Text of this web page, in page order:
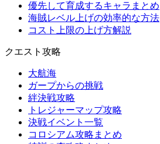
優先して育成するキャラまとめ
海賊レベル上げの効率的な方法
コスト上限の上げ方解説
クエスト攻略
大航海
ガープからの挑戦
絆決戦攻略
トレジャーマップ攻略
決戦イベント一覧
コロシアム攻略まとめ